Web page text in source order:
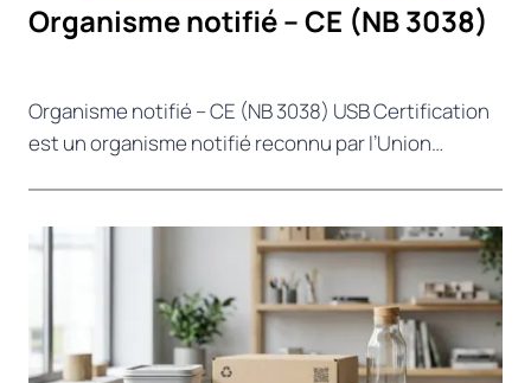
Organisme notifié – CE (NB 3038)
Organisme notifié – CE (NB 3038) USB Certification
est un organisme notifié reconnu par l’Union…